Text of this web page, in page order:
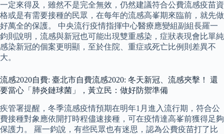
一定來得及，雖然不是完全無效，仍然建議符合公費流感疫苗資
格或是有需要接種的民眾，在每年的流感高峯期來臨前，就先做
好萬全的保護。 中央流行疫情指揮中心醫療應變組副組長羅一
鈞則說明，流感與新冠也可能出現雙重感染，症狀表現會比單純
感染新冠的個案更明顯，至於住院、重症或死亡比例則差異不
大。
流感2020自費: 臺北市自費流感2020: 冬天新冠、流感夾擊！ 還
要當心「肺炎鏈球菌」，黃立民：做好防禦準備
疾管署提醒，冬季流感疫情預期在明年1月進入流行期，符合公
費接種對象應依開打時程儘速接種，可在疫情達高峯前獲得足夠
保護力。 羅一鈞說，有些民眾也有迷思，認為公費疫苗打了比